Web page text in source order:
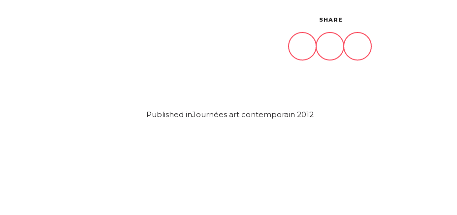
SHARE
Published inJournées art contemporain 2012